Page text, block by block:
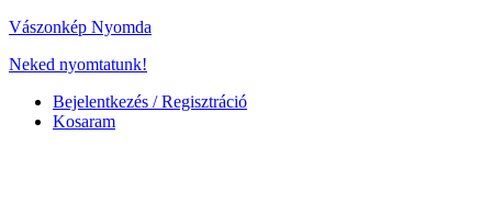
Vászonkép Nyomda
Neked nyomtatunk!
Bejelentkezés / Regisztráció
Kosaram